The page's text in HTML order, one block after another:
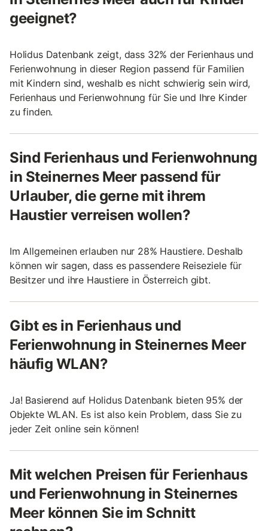
geeignet?
Holidus Datenbank zeigt, dass 32% der Ferienhaus und
Ferienwohnung in dieser Region passend für Familien
mit Kindern sind, weshalb es nicht schwierig sein wird,
Ferienhaus und Ferienwohnung für Sie und Ihre Kinder
zu finden.
Sind Ferienhaus und Ferienwohnung
in Steinernes Meer passend für
Urlauber, die gerne mit ihrem
Haustier verreisen wollen?
Im Allgemeinen erlauben nur 28% Haustiere. Deshalb
können wir sagen, dass es passendere Reiseziele für
Besitzer und ihre Haustiere in Österreich gibt.
Gibt es in Ferienhaus und
Ferienwohnung in Steinernes Meer
häufig WLAN?
Ja! Basierend auf Holidus Datenbank bieten 95% der
Objekte WLAN. Es ist also kein Problem, dass Sie zu
jeder Zeit online sein können!
Mit welchen Preisen für Ferienhaus
und Ferienwohnung in Steinernes
Meer können Sie im Schnitt